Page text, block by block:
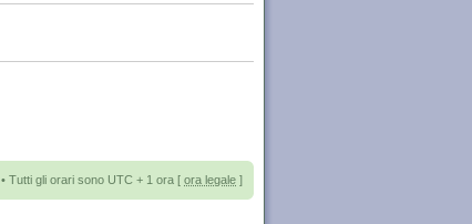
• Tutti gli orari sono UTC + 1 ora [ ora legale ]